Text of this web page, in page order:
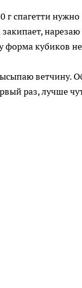
г спагетти
форма кубиков
ветчину.
раз, лучше